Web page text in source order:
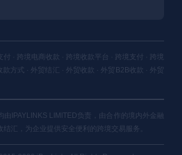
付 · 跨境电商收款 · 跨境收款平台 · 跨境支付 · 跨境
方式 · 外贸结汇 · 外贸收款 · 外贸B2B收款 · 外贸
由IPAYLINKS LIMITED负责，由合作的境内外金融
汇，为企业提供安全便利的跨境交易服务。